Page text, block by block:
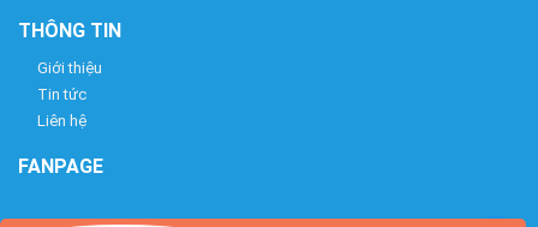
THÔNG TIN
Giới thiệu
Tin tức
Liên hệ
FANPAGE